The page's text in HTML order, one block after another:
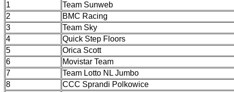
1
Team Sunweb
2
BMC Racing
3
Team Sky
4
Quick Step Floors
5
Orica Scott
6
Movistar Team
7
Team Lotto NL Jumbo
8
CCC Sprandi Polkowice